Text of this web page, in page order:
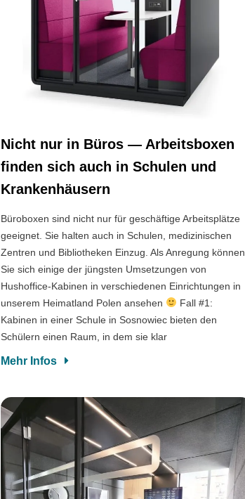
Nicht nur in Büros — Arbeitsboxen
finden sich auch in Schulen und
Krankenhäusern
Büroboxen sind nicht nur für geschäftige Arbeitsplätze
geeignet. Sie halten auch in Schulen, medizinischen
Zentren und Bibliotheken Einzug. Als Anregung können
Sie sich einige der jüngsten Umsetzungen von
Hushoffice-Kabinen in verschiedenen Einrichtungen in
unserem Heimatland Polen ansehen
Fall #1:
Kabinen in einer Schule in Sosnowiec bieten den
Schülern einen Raum, in dem sie klar
Mehr Infos